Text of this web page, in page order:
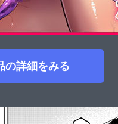
の詳細をみる